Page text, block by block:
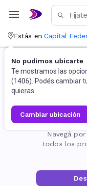
Estás en Capital
No pudimos ubicarte
Te mostramos las
(1406). Podés cambiar
quieras.
cambiar ubicación
La
Navegá
todos los